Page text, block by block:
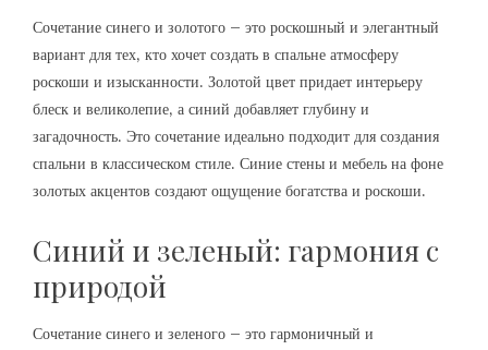
Сочетание синего и золотого – это роскошный и элегантный
вариант для тех‚ кто хочет создать в спальне атмосферу
роскоши и изысканности. Золотой цвет придает интерьеру
блеск и великолепие‚ а синий добавляет глубину и
загадочность. Это сочетание идеально подходит для создания
спальни в классическом стиле. Синие стены и мебель на фоне
золотых акцентов создают ощущение богатства и роскоши.
Синий и зеленый: гармония с
природой
Сочетание синего и зеленого – это гармоничный и